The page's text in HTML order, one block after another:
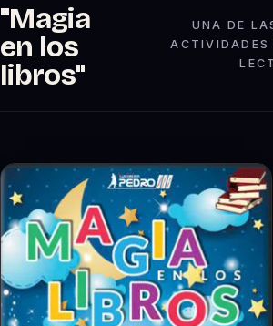
"Magia
en los
libros"
UNA DE
ACTIVIDADES